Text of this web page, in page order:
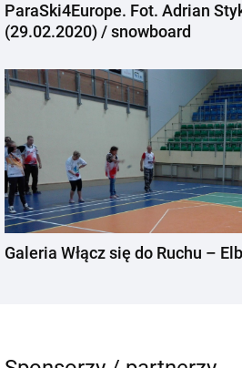
ParaSki4Europe. Fot. Adrian
(29.02.2020) / snowboard
Galeria Włącz się do Ruchu –